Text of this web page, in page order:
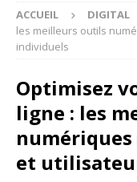
ACCUEIL DIGITAL
les meilleurs outils
individuels
Optimisez
ligne : les
et